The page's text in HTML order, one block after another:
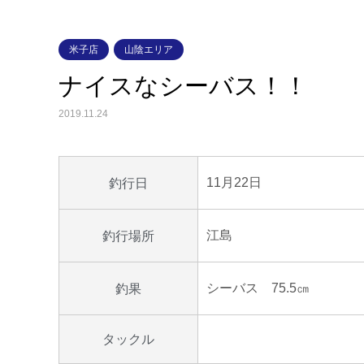
米子店 山陰エリア
ナイスなシーバス！！
2019.11.24
釣行日 11月22日
釣行場所 江島
釣果 シーバス 75.5㎝
タックル